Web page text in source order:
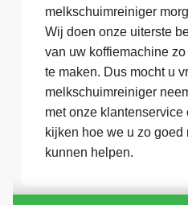
melkschuimreiniger
Wij doen onze uiterste
van uw koffiemachine
te maken. Dus mocht u
melkschuimreiniger
met onze klantenservice
kijken hoe we u zo goed
kunnen helpen.